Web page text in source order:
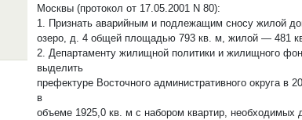
Москвы (протокол от 17.05.2001 N 80):
1. Признать аварийным и подлежащим сносу жилой
озеро, д. 4 общей площадью 793 кв. м, жилой — 481
2. Департаменту жилищной политики и жилищного
выделить
префектуре Восточного административного округа в
в
объеме 1925,0 кв. м с набором квартир, необходимых